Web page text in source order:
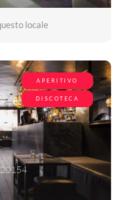
locale
APERITIVO
DISCOTECA